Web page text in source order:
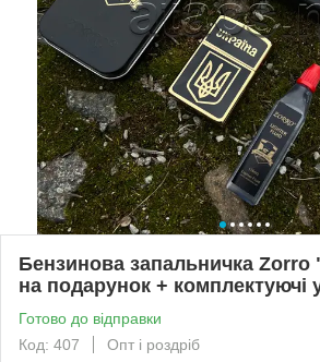
Бензинова запальничка
на подарунок + комплектуючі
Готово до відправки
Код: 407
Опт і роздріб